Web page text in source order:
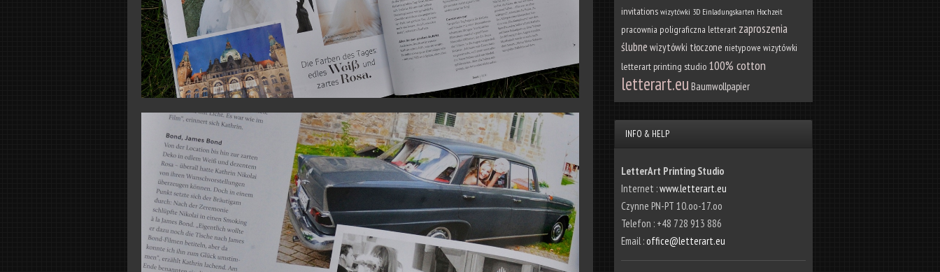
invitations wizytówki 3D Einladungskarten Hochzeit
pracownia poligraficzna letterart zaproszenia
ślubne wizytówki tłoczone nietypowe wizytówki
letterart printing studio 100% cotton
letterart.eu Baumwollpapier
INFO & HELP
LetterArt Printing Studio
Internet :www.letterart.eu
Czynne PN-PT 10.oo-17.oo
Telefon : +48 728 913 886
Email :office@letterart.eu